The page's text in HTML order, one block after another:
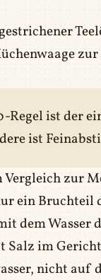
ist der
ist
zur
ein Bruchteil
dem Wasser
Salz im
nicht auf